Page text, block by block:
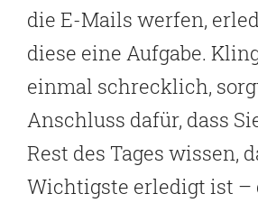
die E-Mails werfen,
diese eine Aufgabe.
einmal schrecklich,
Anschluss dafür, dass
Rest des Tages wissen,
Wichtigste erledigt ist –